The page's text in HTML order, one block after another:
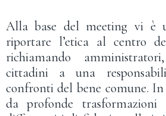
Alla base del meeting vi è
riportare l’etica al centro
richiamando
cittadini a una
confronti del bene comune.
da profonde